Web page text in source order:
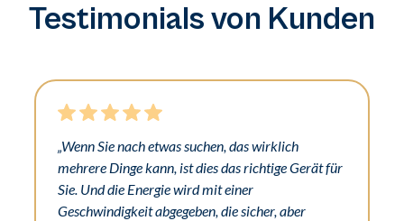
Testimonials von Kunden
„Wenn Sie nach etwas suchen, das wirklich
mehrere Dinge kann, ist dies das richtige Gerät für
Sie. Und die Energie wird mit einer
Geschwindigkeit abgegeben, die sicher, aber